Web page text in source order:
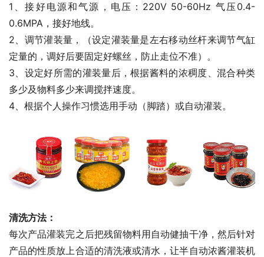
1、接好电源和气源，电压：220V 50-60Hz 气压0.4-
0.6MPA，接好地线。
2、调节灌装量，（设定灌装量是左右移动丝杆来调节气缸
定量的，调好后要固定好螺丝，防止走位不准）。
3、设定好所需的灌装量后，根据酱料的浓稠度、混合种类
多少及物料多少来调搅拌速度。
4、根据个人操作习惯选用手动（脚踏）或自动灌装。
清洗方法：
每次产品灌装完之后把残留物料用自动健抽干净，然后针对
产品的性质放上合适的清洗液或清水，让半自动浓酱灌装机